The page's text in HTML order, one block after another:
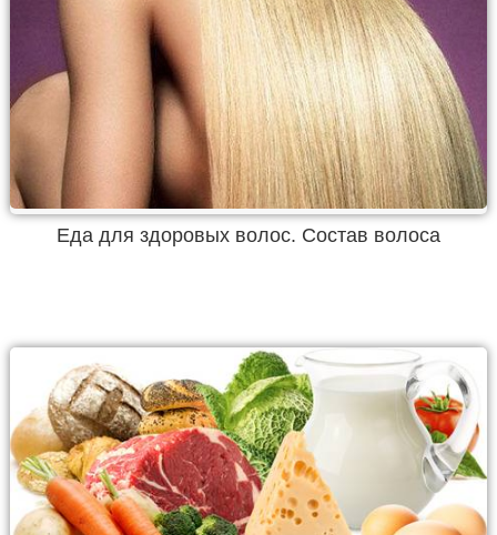
Еда для здоровых волос. Состав волоса